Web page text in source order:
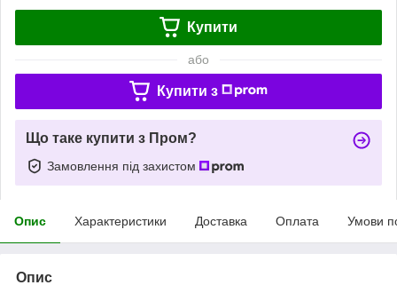
Купити
або
Купити з
Що таке купити з Пром?
Замовлення під захистом
Опис Характеристики Доставка Оплата Умови
Опис